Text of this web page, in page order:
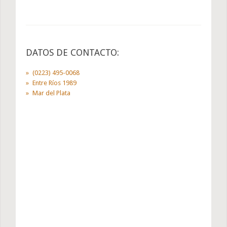
DATOS DE CONTACTO:
(0223) 495-0068
Entre Ríos 1989
Mar del Plata